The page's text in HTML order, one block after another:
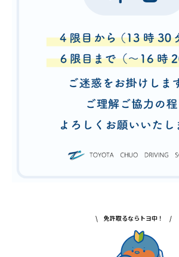
\ 免許取るならトヨ中！ /